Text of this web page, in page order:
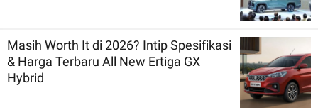
Masih Worth It di 2026? Intip Spesifikasi
& Harga Terbaru All New Ertiga GX
Hybrid